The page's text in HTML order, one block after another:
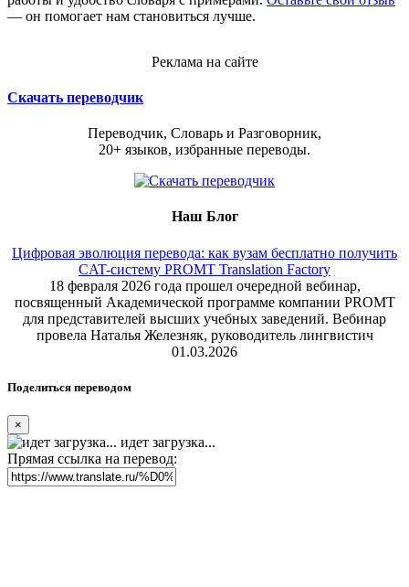
— он помогает нам становиться лучше.
Реклама на сайте
Скачать переводчик
Переводчик, Словарь и Разговорник,
20+ языков, избранные переводы.
Наш Блог
Цифровая эволюция перевода: как вузам бесплатно получить
CAT-систему PROMT Translation Factory
18 февраля 2026 года прошел очередной вебинар,
посвященный Академической программе компании PROMT
для представителей высших учебных заведений. Вебинар
провела Наталья Железняк, руководитель лингвистич
01.03.2026
Поделиться переводом
×
идет загрузка...
Прямая ссылка на перевод: